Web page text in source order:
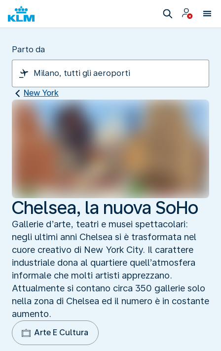
Parto da
New York
Chelsea, la nuova SoHo
Gallerie d’arte, teatri e musei spettacolari:
negli ultimi anni Chelsea si è trasformata nel
cuore creativo di New York City. Il carattere
industriale dona al quartiere quell’atmosfera
informale che molti artisti apprezzano.
Attualmente si contano circa 350 gallerie solo
nella zona di Chelsea ed il numero è in costante
aumento.
Arte E Cultura